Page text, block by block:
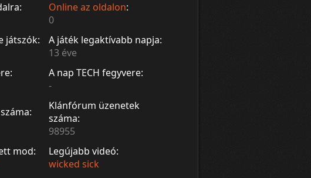
Online az oldalon:
0
játszók:
A játék legaktívabb napja:
13 éve
A nap TECH fegyvere:
-
Klánfórum üzenetek
száma:
98955
mod:
Legújabb videó:
wicked sick